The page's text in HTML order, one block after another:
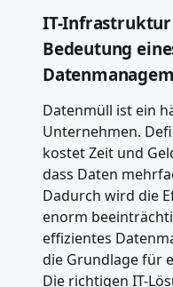
IT-
Bedeutung
Datenmüll ist ein
Unternehmen.
kostet Zeit und
dass Daten
Dadurch wird die
enorm
effizientes
die Grundlage für
Die richtigen IT-